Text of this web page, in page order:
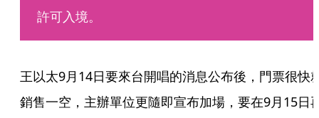
許可入境。
王以太9月14日要來台開唱的消息公布後，門票很快
銷售一空，主辦單位更隨即宣布加場，要在9月15日